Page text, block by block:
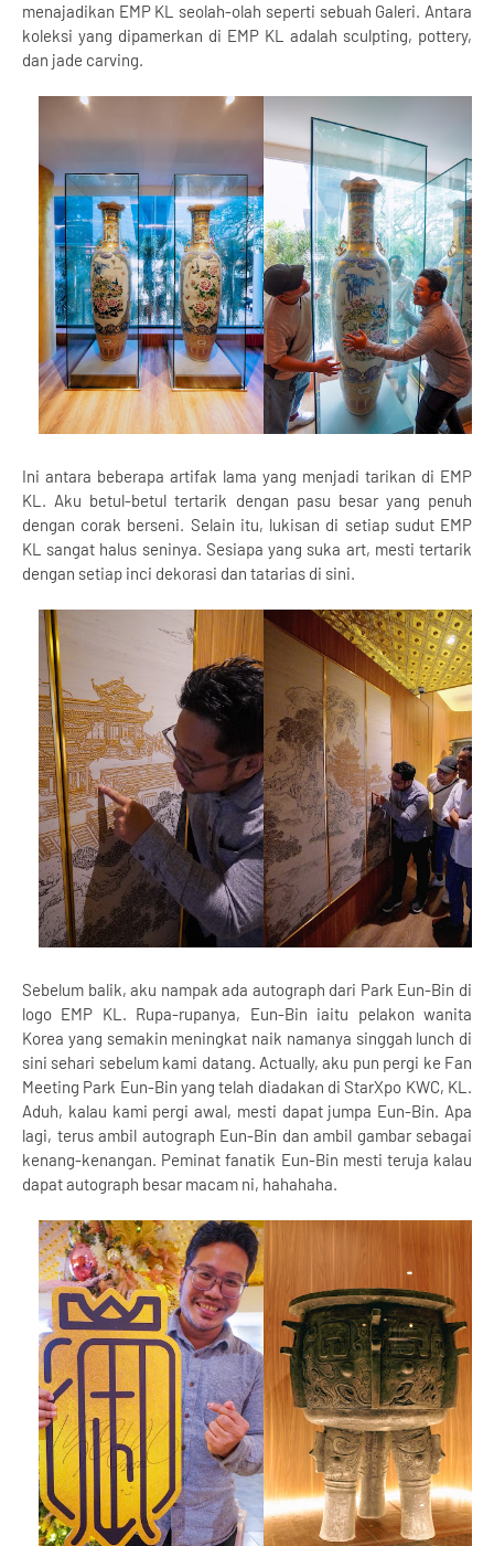
menajadikan EMP KL seolah-olah seperti sebuah Galeri. Antara
koleksi yang dipamerkan di EMP KL adalah sculpting, pottery,
dan jade carving.
Ini antara beberapa artifak lama yang menjadi tarikan di EMP
KL. Aku betul-betul tertarik dengan pasu besar yang penuh
dengan corak berseni. Selain itu, lukisan di setiap sudut EMP
KL sangat halus seninya. Sesiapa yang suka art, mesti tertarik
dengan setiap inci dekorasi dan tatarias di sini.
Sebelum balik, aku nampak ada autograph dari Park Eun-Bin di
logo EMP KL. Rupa-rupanya, Eun-Bin iaitu pelakon wanita
Korea yang semakin meningkat naik namanya singgah lunch di
sini sehari sebelum kami datang. Actually, aku pun pergi ke Fan
Meeting Park Eun-Bin yang telah diadakan di StarXpo KWC, KL.
Aduh, kalau kami pergi awal, mesti dapat jumpa Eun-Bin. Apa
lagi, terus ambil autograph Eun-Bin dan ambil gambar sebagai
kenang-kenangan. Peminat fanatik Eun-Bin mesti teruja kalau
dapat autograph besar macam ni, hahahaha.